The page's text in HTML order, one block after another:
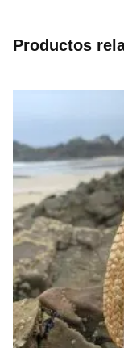
Productos